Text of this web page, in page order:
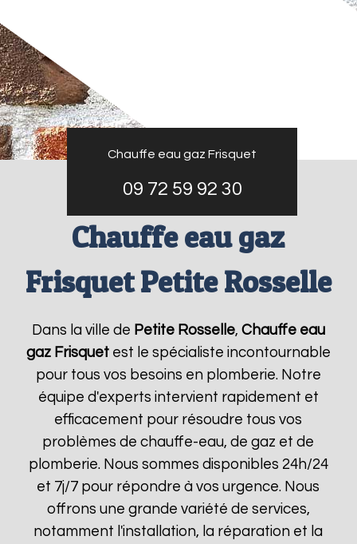
Chauffe eau gaz Frisquet
09 72 59 92 30
Chauffe eau gaz
Frisquet Petite Rosselle
Dans la ville de Petite Rosselle, Chauffe eau
gaz Frisquetest le spécialiste incontournable
pour tous vos besoins en plomberie. Notre
équipe d'experts intervient rapidement et
efficacement pour résoudre tous vos
problèmes de chauffe-eau, de gaz et de
plomberie. Nous sommes disponibles 24h/24
et 7j/7 pour répondre à vos urgence. Nous
offrons une grande variété de services,
notamment l'installation, la réparation et la